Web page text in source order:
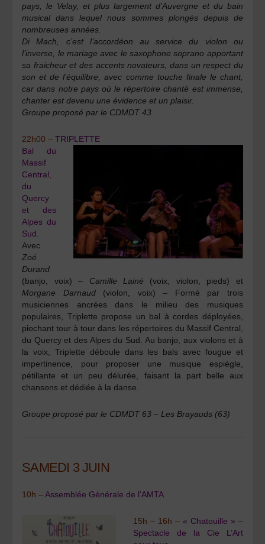
pays, le Velay, et plus largement d’Auvergne et du bain
musical dans lequel nous sommes plongés depuis de
nombreuses années.
Di Mach, c’est l’accordéon au service du violon ou
l’inverse, le mariage avec le saxophone soprano apportant
sa fraicheur et des accents novateurs, dans un respect du
son et de l’équilibre, avec comme touche finale le chant,
car dans notre pays où le répertoire chanté est immense,
chanter est devenu une évidence et un plaisir.
Groupe proposé par le CDMDT 43
22h00 – TRIPLETTE
Bal du
Massif
Central,
du
Quercy
et des
Alpes du
Sud.
Avec
Zoé
Durand
(banjo, voix) – Camille Lainé (voix, violon, pieds) et
Morgane Darnaud
(violon, voix) – Formé par trois
musiciennes ancrées dans le milieu des musiques
populaires, Triplette propose un bal à cordes déployées,
piochant tour à tour dans les répertoires du Massif Central,
du Quercy et des Alpes du Sud. Au banjo, aux violons et à
la voix, Triplette déboule dans les bals avec fougue et
impertinence, pour proposer une musique espiègle,
pétillante et un peu délurée, faisant la part belle aux
chansons et dédiée à la danse.
Groupe proposé par le CDMDT 63 – Les Brayauds (63)
SAMEDI 3 JUIN
10h – Assemblée Générale de l’AMTA
15h – 16h – « Chatouille » –
Spectacle de la Cie L’Art